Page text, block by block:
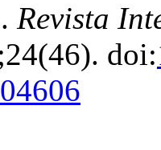
Revista
doi: